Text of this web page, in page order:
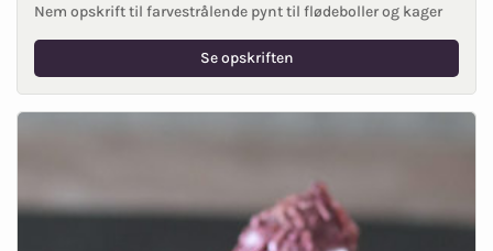
Nem opskrift til farvestrålende pynt til flødeboller og kager
Se opskriften